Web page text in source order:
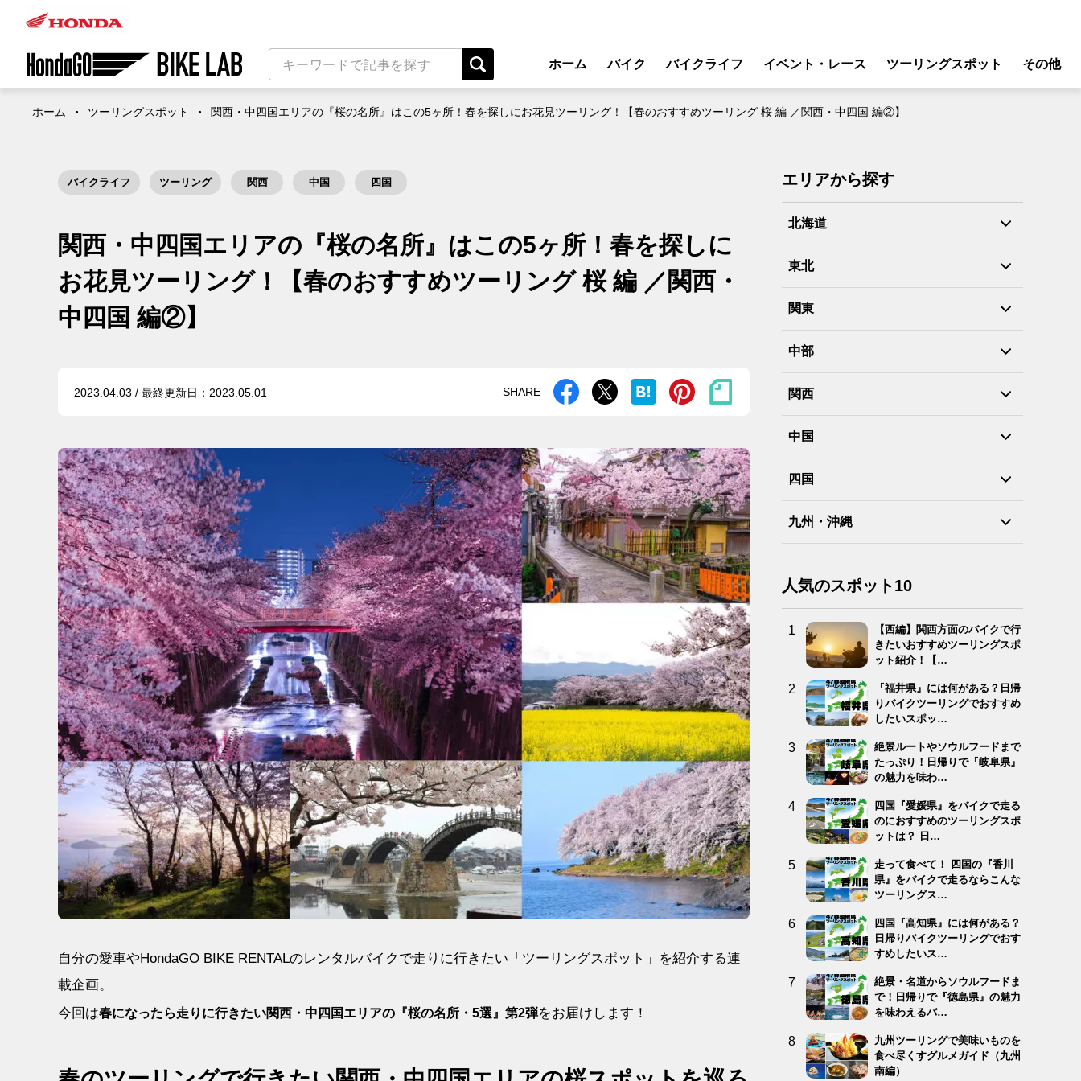
ホーム バイク
ビジネス
バイクライフ
レンタルバイク
メンテナンス
イベント・レース ツーリングスポット その他
ホーム ツーリングスポット 関西・中四国エリアの『桜の名所』はこの5ヶ所！春を探しにお花見ツーリング！【春のおすすめツーリング 桜 編 ／関西・中四国 編②】
バイクライフ ツーリング 関西 中国 四国
関西・中四国エリアの『桜の名所』はこの5ヶ所！春を探しに
お花見ツーリング！【春のおすすめツーリング 桜 編 ／関西・
中四国 編②】
2023.04.03 / 最終更新日：2023.05.01 SHARE
自分の愛車やHondaGO BIKE RENTALのレンタルバイクで走りに行きたい「ツーリングスポット」を紹介する連
載企画。
今回は春になったら走りに行きたい関西・中四国エリアの『桜の名所・5選』第2弾をお届けします！
エリアから探す
北海道
東北
関東
中部
関西
中国
四国
九州・沖縄
人気のスポット10
【西編】関西方面のバイクで行
きたいおすすめツーリングスポ
ット紹介！【…
『福井県』には何がある？日帰
りバイクツーリングでおすすめ
したいスポッ…
絶景ルートやソウルフードまで
たっぷり！日帰りで『岐阜県』
の魅力を味わ…
四国『愛媛県』をバイクで走る
のにおすすめのツーリングスポ
ットは？ 日…
走って食べて！ 四国の『香川
県』をバイクで走るならこんな
ツーリングス…
四国『高知県』には何がある？
日帰りバイクツーリングでおす
すめしたいス…
絶景・名道からソウルフードま
で！日帰りで『徳島県』の魅力
を味わえるバ…
九州ツーリングで美味いものを
食べ尽くすグルメガイド（九州
南編）